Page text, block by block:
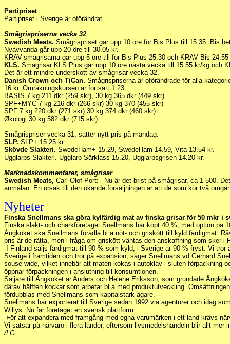
Partipriset
Partipriset i Sverige är oförändrat.
Smågrispriserna vecka 32
Swedish Meats. Smågrispriset går upp 10 öre för Bis Plus till 15.35. Bis
Nyavvanda går upp 20 öre till 30.05 kr.
KRAV-smågrisarna går upp 5 öre till för Bis Plus 25.30 och KRAV Bis 24.55
KLS. Smågrisar KLS Plus går upp 10 öre nästa vecka till 15.55 kr/kg och
Det är ett mindre underskott av smågrisar vecka 32.
Danish Crown och TiCan. Smågrispriserna är oförändrade för alla
16 kr. Omräkningskursen är fortsatt 1.23.
BASIS 7 kg 211 dkr (259 skr), 30 kg 365 dkr (449 skr)
SPF+MYC 7 kg 216 dkr (266 skr) 30 kg 370 (455 skr)
SPF 7 kg 220 dkr (271 skr) 30 kg 374 dkr (460 skr)
Økologi 30 kg 582 dkr (715 skr).
Smågrispriser vecka 31, sätter nytt pris på måndag:
SLP. SLP+ 15.25 kr.
Skövde Slakteri. SwedeHam+ 15.29, SwedeHam 14.59, Vita 13.54 kr.
Ugglarps Slakteri. Ugglarp Särklass 15.20, Ugglarpsgrisen 14.20 kr.
Marknadskommentarer, smågrisar
Swedish Meats, Carl-Olof Port: –Nu är det brist på smågrisar, ca 1 500.
anmälan. En orsak till den ökande försäljningen är att de som kör två
Nyheter
Finska Snellmans ska göra kylfärdig mat av finska grisar för 50 mkr i
Finska slakt- och charkföretaget Snellmans har köpt 40 %, med option på
Ångköket ska Snellmans förädla bl a nöt- och griskött till kyld färdigmat.
pris är de rätta, men i fråga om griskött väntas den anskaffning som sker i
-I Finland säljs färdigmat till 90 % som kyld, i Sverige är 90 % fryst. Vi tror
Sverige i framtiden och tror på expansion, säger Snellmans vd Gerhard
souse-wide, vilket innebär att maten kokas i autoklav i sluten förpackning
öppnar förpackningen i anslutning till konsumtionen.
Säljare till Ångköket är Anders och Helene Eriksson, som grundade
därav hälften kockar som arbetar bl a med produktutveckling.
fördubblas med Snellmans som kapitalstark ägare.
Snellmans har exporterat till Sverige sedan 1992 via agenturer och idag
Willys. Nu får företaget en svensk plattform.
-För att expandera med framgång med egna varumärken i ett land krävs
Vi satsar på närvaro i flera länder, eftersom livsmedelshandeln blir allt mer
/LG